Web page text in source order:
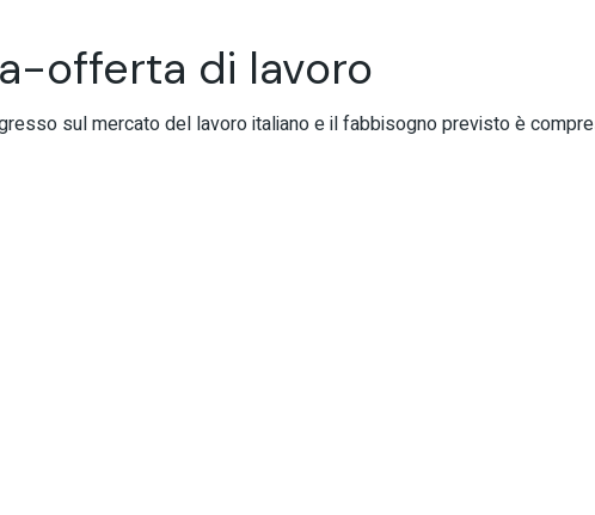
offerta di lavoro
sul mercato del lavoro italiano e il fabbisogno previsto è